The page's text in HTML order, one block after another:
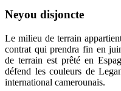
Neyou disjoncte
Le milieu de terrain
contrat qui prendra fin en
de terrain est prêté en
défend les couleurs de
international camerounais.